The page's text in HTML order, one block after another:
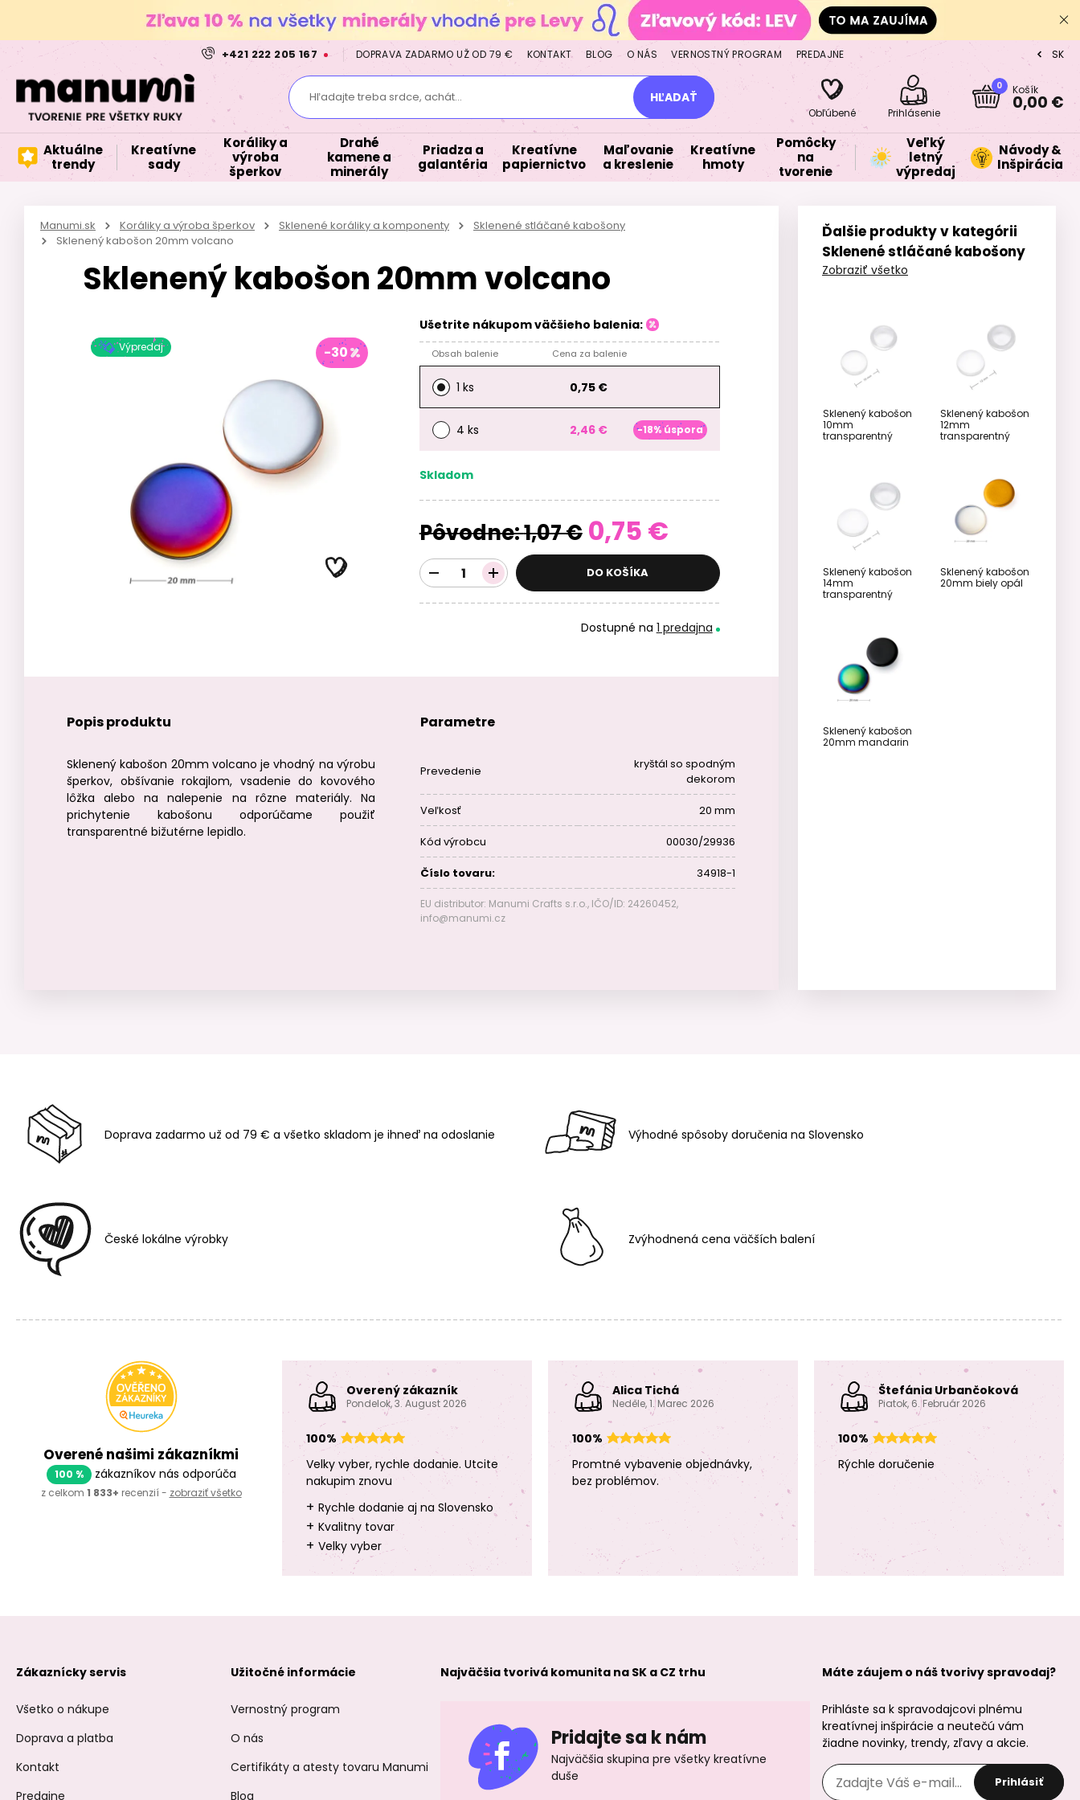
+421 222 205 167 DOPRAVA ZADARMO UŽ OD 79 € KONTAKT BLOG O NÁS VERNOSTNÝ PROGRAM PREDAJNE CZ
SK
Hľadajte treba srdce, achát... HĽADAŤ
Obľúbené Prihlásenie
0 Košík
0,00 €
Aktuálne
trendy
Kreatívne
sady
Koráliky a
výroba
šperkov
Drahé
kamene a
minerály
Priadza a
galantéria
Kreatívne
papiernictvo
Maľovanie
a kreslenie
Kreatívne
hmoty
Pomôcky
na
tvorenie
Veľký
letný
výpredaj
Návody &
Inšpirácia
Manumi.sk Koráliky a výroba šperkov Sklenené koráliky a komponenty
Sklenené stláčané kabošony
Sklenený kabošon 20mm volcano
Sklenený kabošon 20mm volcano
Výpredaj -30
Ušetrite nákupom väčšieho balenia:
Obsah balenie Cena za balenie
1 ks 0,75 €
4 ks 2,46 € -18% úspora
Skladom
Pôvodne:1,07 € 0,75 €
DO KOŠÍKA
Dostupné na 1 predajna
Popis produktu
Sklenený kabošon 20mm volcano je vhodný na výrobu
šperkov, obšívanie rokajlom, vsadenie do kovového
lôžka alebo na nalepenie na rôzne materiály. Na
prichytenie kabošonu odporúčame použiť
transparentné bižutérne lepidlo.
Parametre
Prevedenie
kryštál so spodným
dekorom
Veľkosť 20 mm
Kód výrobcu 00030/29936
Číslo tovaru: 34918-1
EU distributor: Manumi Crafts s.r.o., IČO/ID: 24260452,
info@manumi.cz
Ďalšie produkty v kategórii
Sklenené stláčané kabošony
Zobraziť všetko
Sklenený kabošon
10mm
transparentný
Sklenený kabošon
12mm
transparentný
Sklenený kabošon
14mm
transparentný
Sklenený kabošon
20mm biely opál
Sklenený kabošon
20mm mandarin
Doprava zadarmo už od 79 € a všetko skladom je ihneď na odoslanie Výhodné spôsoby doručenia na Slovensko
České lokálne výrobky Zvýhodnená cena väčších balení
Overené našimi zákazníkmi
100 % zákazníkov nás odporúča
z celkom 1 833+ recenzií - zobraziť všetko
Overený zákazník
Pondelok, 3. August 2026
100%
Velky vyber, rychle dodanie. Utcite
nakupim znovu
+ Rychle dodanie aj na Slovensko
+ Kvalitny tovar
+ Velky vyber
Alica Tichá
Neděle, 1. Marec 2026
100%
Promtné vybavenie objednávky,
bez problémov.
Štefánia Urbančoková
Piatok, 6. Február 2026
100%
Rýchle doručenie
Zákaznícky servis
Všetko o nákupe
Doprava a platba
Kontakt
Predajne
Užitočné informácie
Vernostný program
O nás
Certifikáty a atesty tovaru Manumi
Blog
Najväčšia tvorivá komunita na SK a CZ trhu
Pridajte sa k nám
Najväčšia skupina pre všetky kreatívne
duše
Máte záujem o náš tvorivy spravodaj?
Prihláste sa k spravodajcovi plnému
kreatívnej inšpirácie a neutečú vám
žiadne novinky, trendy, zľavy a akcie.
Prihlásiť